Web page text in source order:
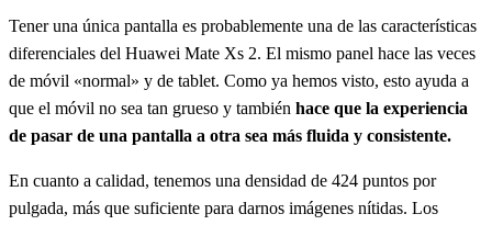
Tener una única pantalla es probablemente una de las características
diferenciales del Huawei Mate Xs 2. El mismo panel hace las veces
de móvil «normal» y de tablet. Como ya hemos visto, esto ayuda a
que el móvil no sea tan grueso y también hace que la experiencia
de pasar de una pantalla a otra sea más fluida y consistente.
En cuanto a calidad, tenemos una densidad de 424 puntos por
pulgada, más que suficiente para darnos imágenes nítidas. Los